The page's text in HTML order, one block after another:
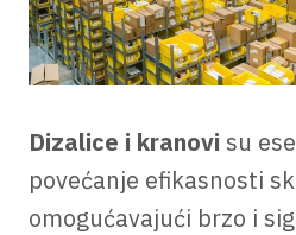
Dizalice i kranovi su
povećanje efikasnosti
omogućavajući brzo i